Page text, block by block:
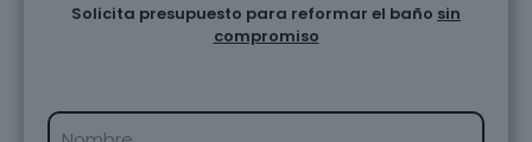
Solicita presupuesto para reformar el baño sin
compromiso